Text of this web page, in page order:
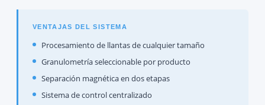
VENTAJAS DEL SISTEMA
Procesamiento de llantas de cualquier tamaño
Granulometría seleccionable por producto
Separación magnética en dos etapas
Sistema de control centralizado